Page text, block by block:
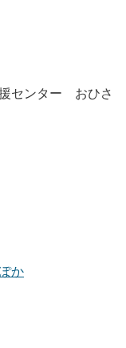
センター おひさ
か